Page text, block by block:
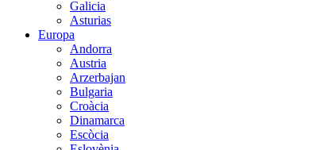
Galicia
Asturias
Europa
Andorra
Austria
Arzerbajan
Bulgaria
Croàcia
Dinamarca
Escòcia